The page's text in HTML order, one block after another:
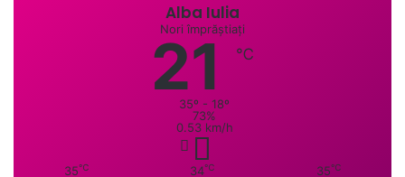
Alba Iulia
Nori împrăștiați
21 ℃
35º - 18º
73%
0.53 km/h
35℃ 34℃ 35℃